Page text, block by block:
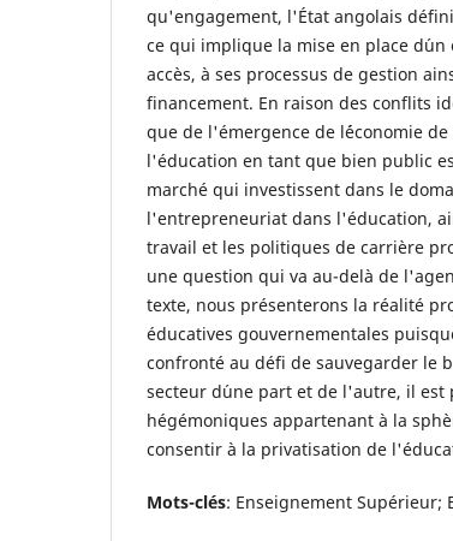
qu'engagement, l'État angolais
ce qui implique la mise en place
accès, à ses processus de gestion
financement. En raison des conflits
que de l'émergence de l´économie
l'éducation en tant que bien public
marché qui investissent dans le
l'entrepreneuriat dans l'éducation,
travail et les politiques de carrière
une question qui va au-delà de
texte, nous présenterons la réalité
éducatives gouvernementales
confronté au défi de sauvegarder le
secteur d´une part et de l'autre, il est
hégémoniques appartenant à la
consentir à la privatisation de
Mots-clés: Enseignement Supérieur;